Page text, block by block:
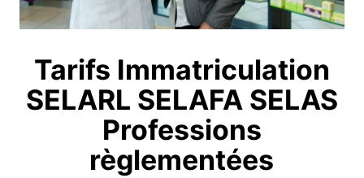
Tarifs Immatriculation
SELARL SELAFA SELAS
Professions
règlementées